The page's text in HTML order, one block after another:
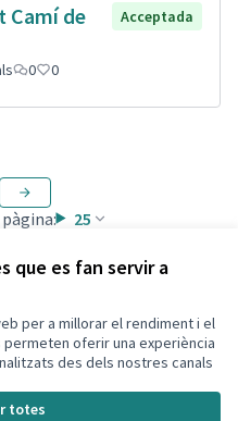
que es fan servir a
per a millorar el rendiment i el
oferir una experiència
des dels nostres canals
totes
Camí de
Acceptada
0 0
25